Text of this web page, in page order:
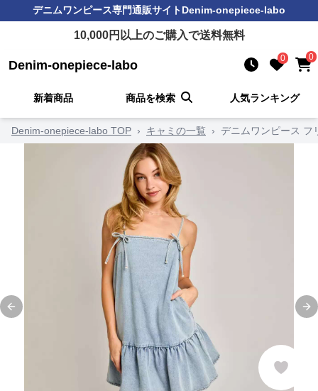
デニムワンピース専門通販サイトDenim-onepiece-labo
10,000円以上のご購入で送料無料
Denim-onepiece-labo 0 0
新着商品 商品を検索 人気ランキング
Denim-onepiece-labo TOP › キャミの一覧 › デニムワンピース フ
Previous slide